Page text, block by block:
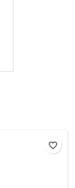
favorite_border